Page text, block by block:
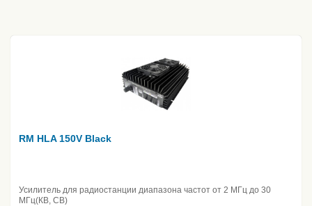
RM HLA 150V Black
Усилитель для радиостанции диапазона частот от 2 МГц до 30
МГц(КВ, CB)